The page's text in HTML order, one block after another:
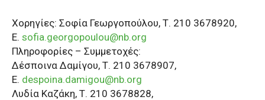
Χορηγίες: Σοφία Γεωργοπούλου, Τ. 210 3678920,
Ε. sofia.georgopoulou@nb.org
Πληροφορίες – Συμμετοχές:
Δέσποινα Δαμίγου, Τ. 210 3678907,
Ε. despoina.damigou@nb.org
Λυδία Καζάκη, Τ. 210 3678828,